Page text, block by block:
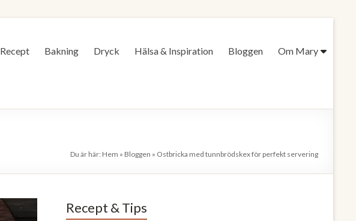
Recept Bakning Dryck Hälsa & Inspiration Bloggen Om Mary
Du är här: Hem » Bloggen » Ostbricka med tunnbrödskex för perfekt servering
Recept & Tips